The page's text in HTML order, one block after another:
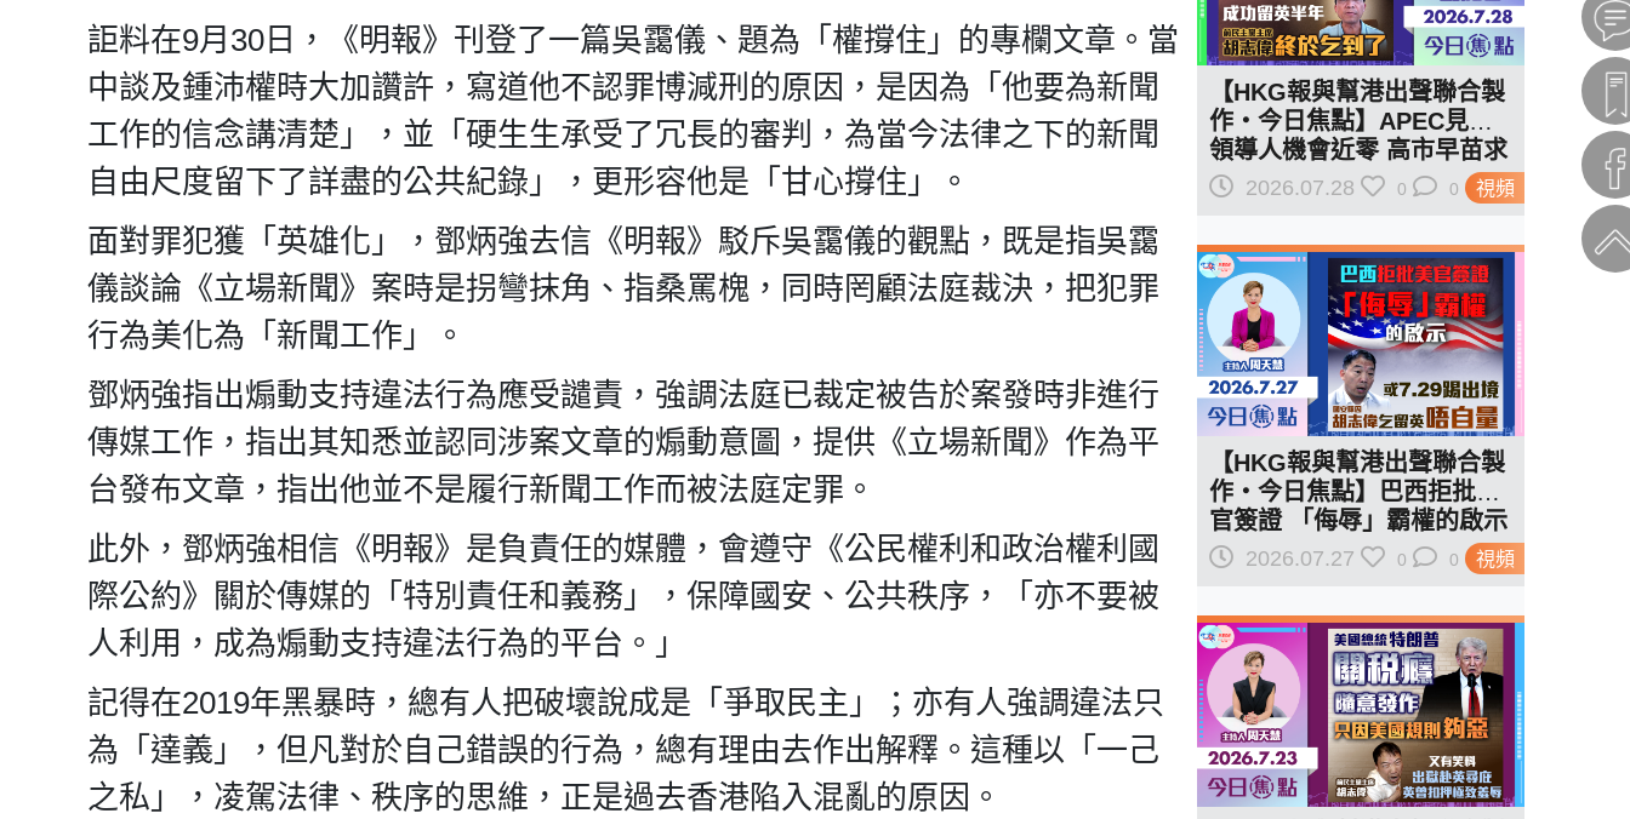
詎料在9月30日，《明報》刊登了一篇吳靄儀、題為「權撐住」的專欄文章。當
中談及鍾沛權時大加讚許，寫道他不認罪博減刑的原因，是因為「他要為新聞
工作的信念講清楚」，並「硬生生承受了冗長的審判，為當今法律之下的新聞
自由尺度留下了詳盡的公共紀錄」，更形容他是「甘心撐住」。
面對罪犯獲「英雄化」，鄧炳強去信《明報》駁斥吳靄儀的觀點，既是指吳靄
儀談論《立場新聞》案時是拐彎抹角、指桑罵槐，同時罔顧法庭裁決，把犯罪
行為美化為「新聞工作」。
鄧炳強指出煽動支持違法行為應受譴責，強調法庭已裁定被告於案發時非進行
傳媒工作，指出其知悉並認同涉案文章的煽動意圖，提供《立場新聞》作為平
台發布文章，指出他並不是履行新聞工作而被法庭定罪。
此外，鄧炳強相信《明報》是負責任的媒體，會遵守《公民權利和政治權利國
際公約》關於傳媒的「特別責任和義務」，保障國安、公共秩序，「亦不要被
人利用，成為煽動支持違法行為的平台。」
記得在2019年黑暴時，總有人把破壞說成是「爭取民主」；亦有人強調違法只
為「達義」，但凡對於自己錯誤的行為，總有理由去作出解釋。這種以「一己
之私」，凌駕法律、秩序的思維，正是過去香港陷入混亂的原因。
視頻
【HKG報與幫港出聲聯合製
作‧今日焦點】APEC見華
領導人機會近零 高市早苗求
辱得辱 成功留英半年 胡志
2026.07.28 0 0
視頻
【HKG報與幫港出聲聯合製
作‧今日焦點】巴西拒批美
官簽證 「侮辱」霸權的啟示
或7.29踢出境 胡志偉乞留英
2026.07.27 0 0